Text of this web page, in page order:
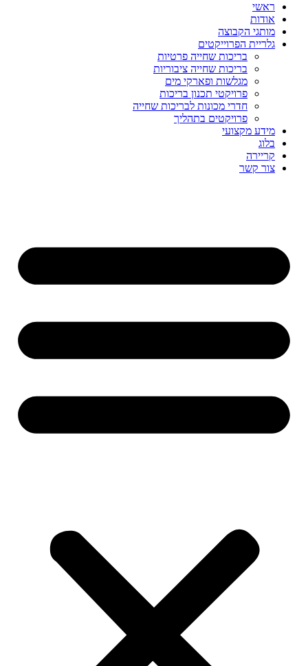
ראשי
אודות
מותגי הקבוצה
גלריית הפרוייקטים
בריכות שחייה פרטיות
בריכות שחייה ציבוריות
מגלשות ופארקי מים
פרויקטי תכנון בריכות
חדרי מכונות לבריכות שחייה
פרויקטים בתהליך
מידע מקצועי
בלוג
קריירה
צור קשר